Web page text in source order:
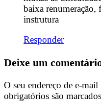
baixa renumeração,
instrutura
Responder
Deixe um
O seu endereço de e-
obrigatórios são